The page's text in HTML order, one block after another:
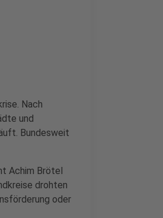
Nach
und
Bundesweit
Achim Brötel
drohten
oder